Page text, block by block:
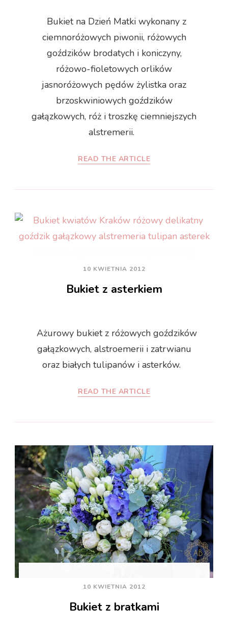
Bukiet na Dzień Matki wykonany z
ciemnoróżowych piwonii, różowych
goździków brodatych i koniczyny,
różowo-fioletowych orlików
jasnoróżowych pędów żylistka oraz
brzoskwiniowych goździków
gałązkowych, róż i troszkę ciemniejszych
alstremerii.
READ THE ARTICLE
10 KWIETNIA 2012
Bukiet z asterkiem
Ażurowy bukiet z różowych goździków
gałązkowych, alstroemerii i zatrwianu
oraz białych tulipanów i asterków.
READ THE ARTICLE
10 KWIETNIA 2012
Bukiet z bratkami